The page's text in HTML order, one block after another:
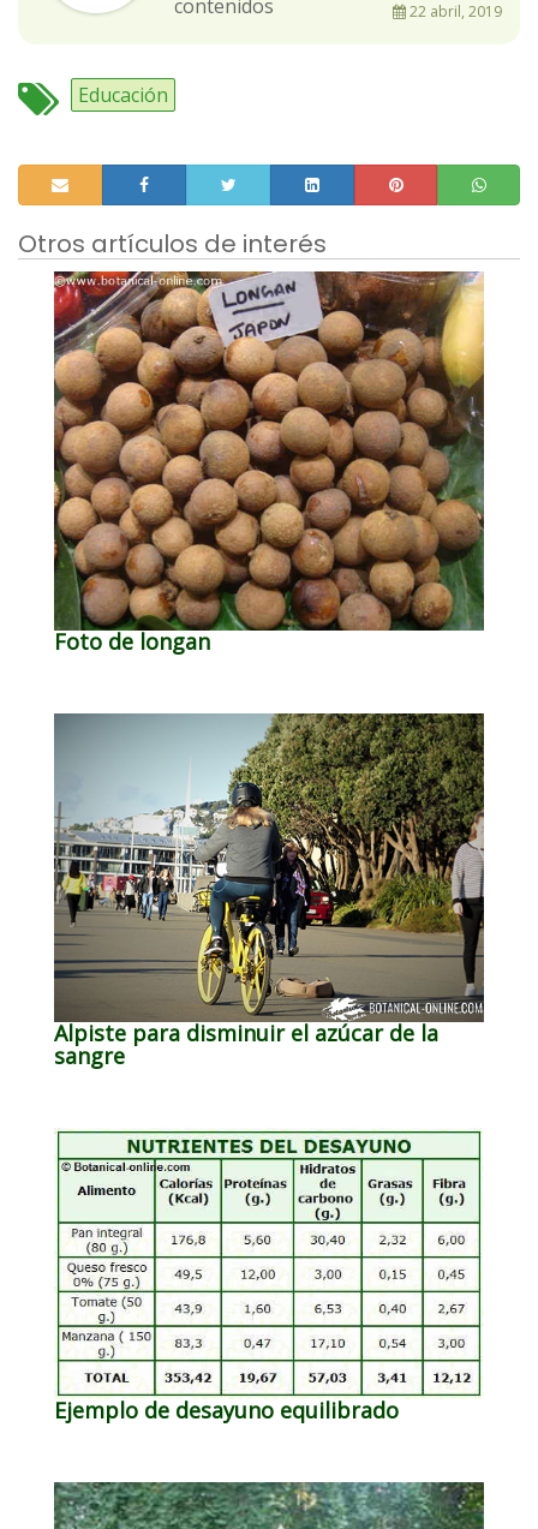
contenidos
22 abril, 2019
Educación
Otros artículos de interés
Foto de longan
Alpiste para disminuir el azúcar de la
sangre
Ejemplo de desayuno equilibrado